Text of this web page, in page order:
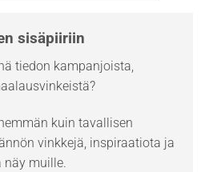
sisäpiiriin
tiedon kampanjoista,
kuin tavallisen
vinkkejä, inspiraatiota ja
näy muille.